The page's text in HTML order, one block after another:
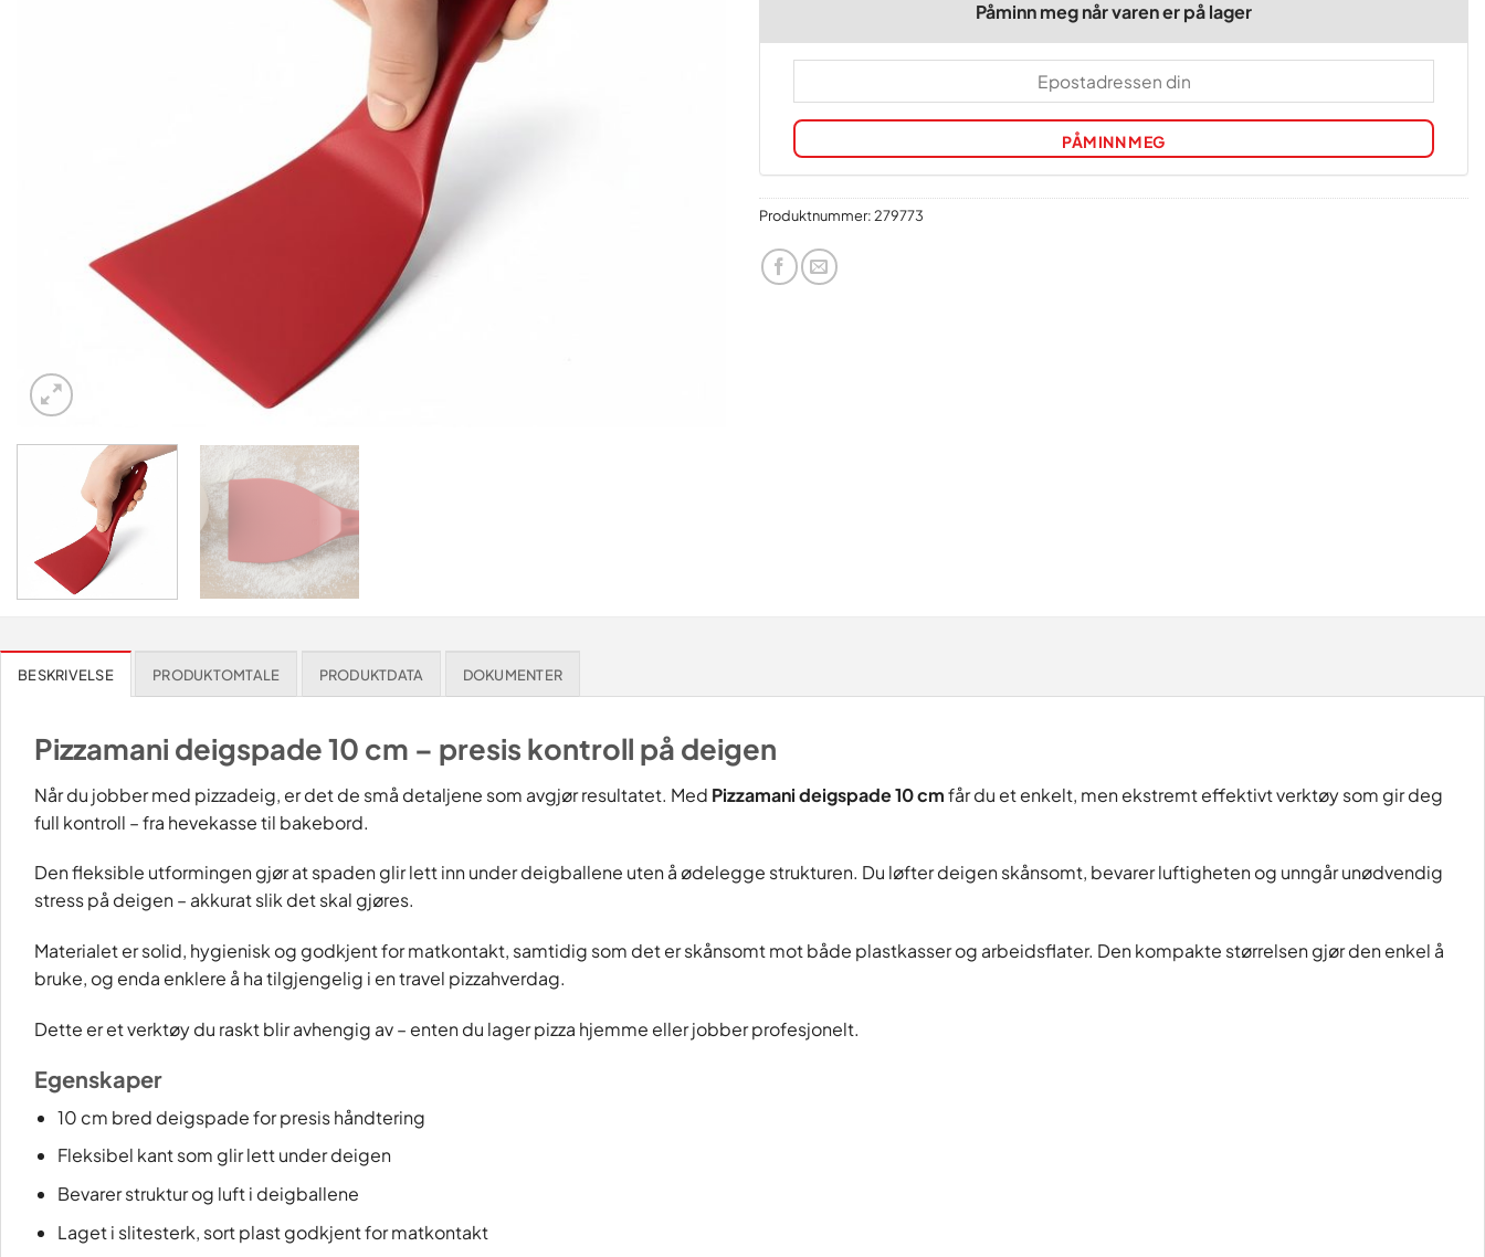
Påminn meg når varen er på lager
PÅMINN MEG
Produktnummer:279773
BESKRIVELSE PRODUKTOMTALE PRODUKTDATA DOKUMENTER
Pizzamani deigspade 10 cm – presis kontroll på deigen
Når du jobber med pizzadeig, er det de små detaljene som avgjør resultatet. Med Pizzamani deigspade 10 cmfår du et enkelt, men ekstremt effektivt verktøy som gir deg
full kontroll – fra hevekasse til bakebord.
Den fleksible utformingen gjør at spaden glir lett inn under deigballene uten å ødelegge strukturen. Du løfter deigen skånsomt, bevarer luftigheten og unngår unødvendig
stress på deigen – akkurat slik det skal gjøres.
Materialet er solid, hygienisk og godkjent for matkontakt, samtidig som det er skånsomt mot både plastkasser og arbeidsflater. Den kompakte størrelsen gjør den enkel å
bruke, og enda enklere å ha tilgjengelig i en travel pizzahverdag.
Dette er et verktøy du raskt blir avhengig av – enten du lager pizza hjemme eller jobber profesjonelt.
Egenskaper
10 cm bred deigspade for presis håndtering
Fleksibel kant som glir lett under deigen
Bevarer struktur og luft i deigballene
Laget i slitesterk, sort plast godkjent for matkontakt